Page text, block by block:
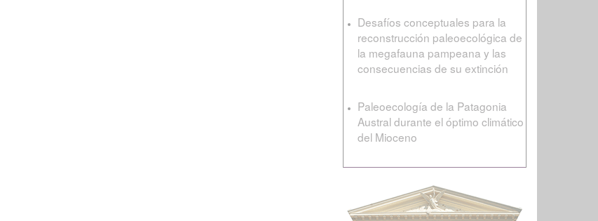
Desafíos conceptuales para la
reconstrucción paleoecológica de
la megafauna pampeana y las
consecuencias de su extinción
Paleoecología de la Patagonia
Austral durante el óptimo climático
del Mioceno